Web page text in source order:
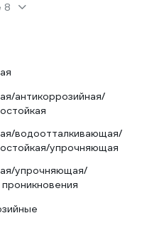
8
антикоррозийная/
водоотталкивающая/
упрочняющая
упрочняющая/